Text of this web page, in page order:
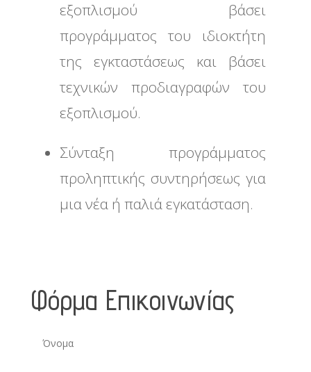
εξοπλισμού βάσει
προγράμματος του ιδιοκτήτη
της εγκταστάσεως και βάσει
τεχνικών προδιαγραφών του
εξοπλισμού.
Σύνταξη προγράμματος
προληπτικής συντηρήσεως για
μια νέα ή παλιά εγκατάσταση.
Φόρμα Επικοινωνίας